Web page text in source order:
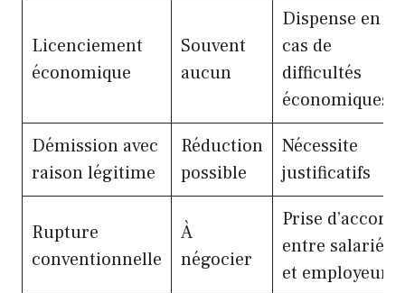
Licenciement
économique
Souvent
aucun
Dispense en
cas de
difficultés
économiques
Démission avec
raison légitime
Réduction
possible
Nécessite
justificatifs
Rupture
conventionnelle
À
négocier
Prise d’accord
entre salarié
et employeur